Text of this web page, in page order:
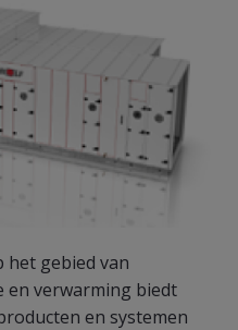
het gebied van
en verwarming biedt
en systemen